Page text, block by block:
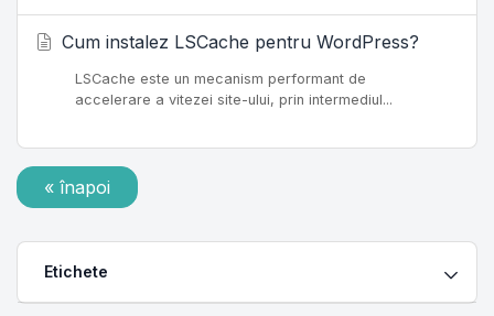
Cum instalez LSCache pentru WordPress?
LSCache este un mecanism performant de
accelerare a vitezei site-ului, prin intermediul...
« înapoi
Etichete